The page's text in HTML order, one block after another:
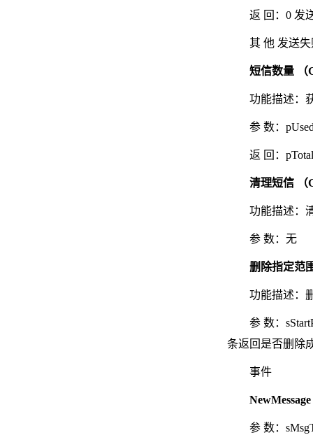
返 回：0 发
其 他 发送失
短信数量 （
功能描述：
参 数：
返 回：
清理短信 （
功能描述：
参 数：无
删除指定范
功能描述：
参 数：
条返回是否删除
事件
参 数：